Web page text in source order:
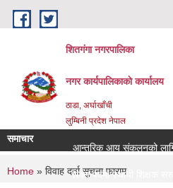
Skip to main content
शितगंगा नगरपालिका
नगर कार्यपालिकाकाे कार्यालय
ठाडा, अर्घाखाँची
लुम्बिनी प्रदेश नेपाल
समाचार
आन्तरिक आय संकलनको लागि
रिक्त पदमा स्थायी शिक्षक
You are here
Home » विवाह दर्ता सुचना फाराम